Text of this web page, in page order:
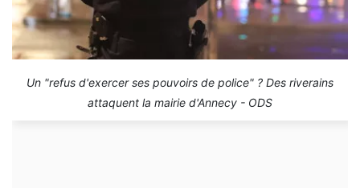
Un "refus d'exercer ses pouvoirs de police" ? Des riverains
attaquent la mairie d'Annecy - ODS